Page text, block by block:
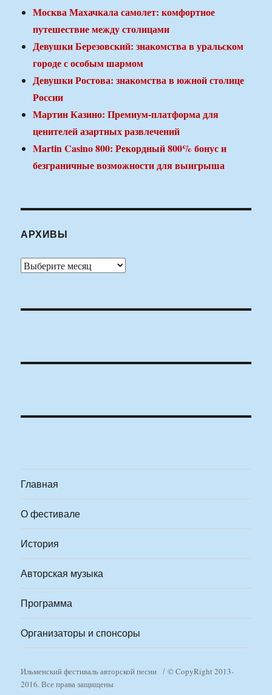
Москва Махачкала самолет: комфортное
путешествие между столицами
Девушки Березовский: знакомства в уральском
городе с особым шармом
Девушки Ростова: знакомства в южной столице
России
Мартин Казино: Премиум-платформа для
ценителей азартных развлечений
Martin Casino 800: Рекордный 800% бонус и
безграничные возможности для выигрыша
АРХИВЫ
Архивы
Главная
О фестивале
История
Авторская музыка
Программа
Организаторы и спонсоры
Ильменский фестиваль авторской песни
© CopyRight 2013-
2016. Все права защищены